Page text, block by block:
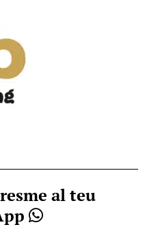
al teu